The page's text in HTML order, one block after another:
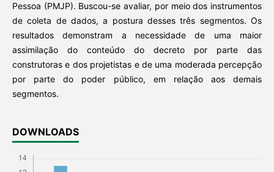
Pessoa (PMJP). Buscou-se avaliar, por meio dos instrumentos
de coleta de dados, a postura desses três segmentos. Os
resultados demonstram a necessidade de uma maior
assimilação do conteúdo do decreto por parte das
construtoras e dos projetistas e de uma moderada percepção
por parte do poder público, em relação aos demais
segmentos.
DOWNLOADS